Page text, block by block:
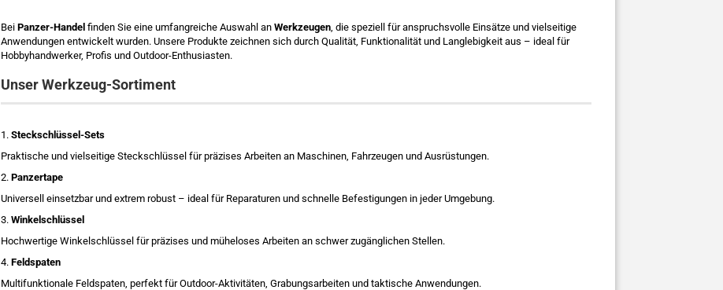
Bei Panzer-Handel finden Sie eine umfangreiche Auswahl an Werkzeugen, die speziell für anspruchsvolle Einsätze und vielseitige
Anwendungen entwickelt wurden. Unsere Produkte zeichnen sich durch Qualität, Funktionalität und Langlebigkeit aus – ideal für
Hobbyhandwerker, Profis und Outdoor-Enthusiasten.
Unser Werkzeug-Sortiment
1. Steckschlüssel-Sets
Praktische und vielseitige Steckschlüssel für präzises Arbeiten an Maschinen, Fahrzeugen und Ausrüstungen.
2. Panzertape
Universell einsetzbar und extrem robust – ideal für Reparaturen und schnelle Befestigungen in jeder Umgebung.
3. Winkelschlüssel
Hochwertige Winkelschlüssel für präzises und müheloses Arbeiten an schwer zugänglichen Stellen.
4. Feldspaten
Multifunktionale Feldspaten, perfekt für Outdoor-Aktivitäten, Grabungsarbeiten und taktische Anwendungen.